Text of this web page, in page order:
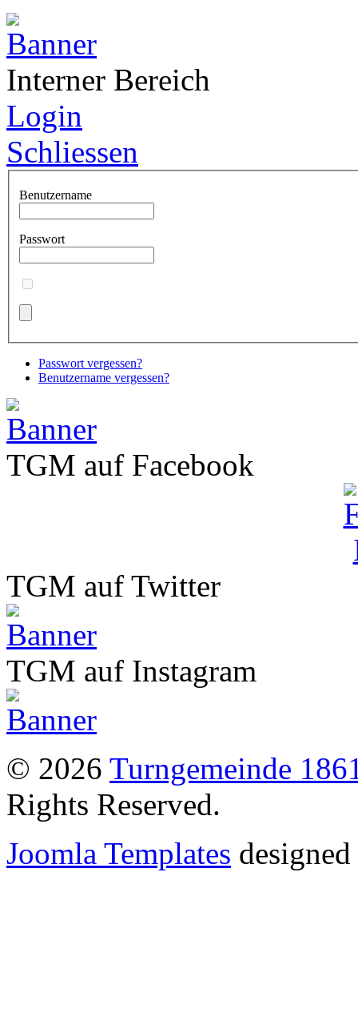
Interner Bereich
Login
Schliessen
Benutzername
Passwort
Passwort vergessen?
Benutzername vergessen?
TGM auf Facebook
TGM auf Twitter
TGM auf Instagram
© 2026 Turngemeinde
Rights Reserved.
Joomla Templates